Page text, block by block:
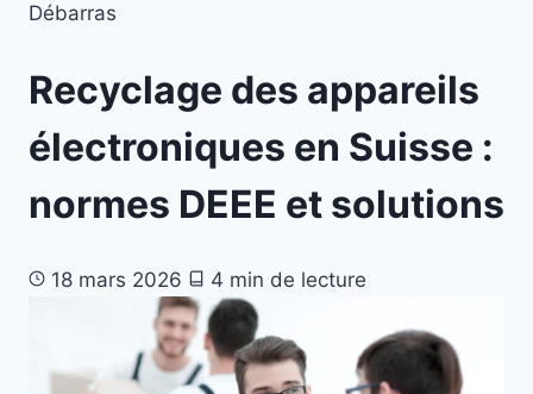
Débarras
Recyclage des appareils
électroniques en Suisse :
normes DEEE et solutions
18 mars 2026 4 min de lecture